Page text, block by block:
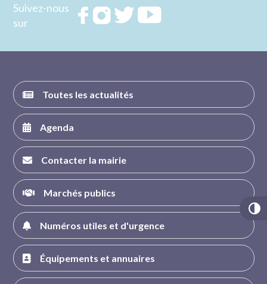
Suivez-nous
sur
Rejoignez
RejoignezRejoignez
Toutes les actualités
Agenda
Contacter la mairie
Marchés publics
Numéros utiles et d'urgence
Équipements et annuaires